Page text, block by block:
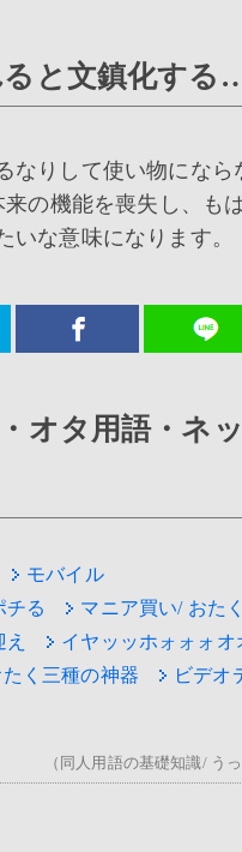
と文鎮化する
なりして使い物になら
の機能を喪失し、も
いな意味になります。
オタ用語・ネ
モバイル
チる
マニア買い/ おた
イヤッッホォォォオ
たく三種の神器 ビデオ
（同人用語の基礎知識/ う